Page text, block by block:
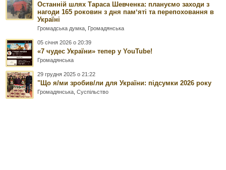
Останній шлях Тараса Шевченка: плануємо заходи з
нагоди 165 роковин з дня памʼяті та перепоховання в
Україні
Громадська думка Громадянська
05 січня 2026 о 20:39
«7 чудес України» тепер у YouTube!
Громадянська
29 грудня 2025 о 21:22
"Що я/ми зробив/ли для України: підсумки 2026 року
Громадянська ,Суспільство